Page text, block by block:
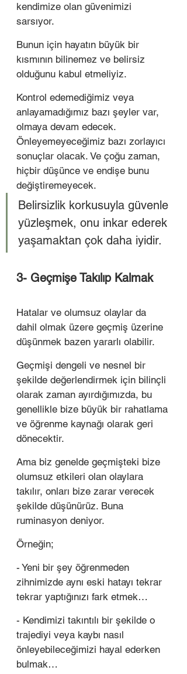
kendimize olan güvenimizi
sarsıyor.
Bunun için hayatın büyük bir
kısmının bilinemez ve belirsiz
olduğunu kabul etmeliyiz.
Kontrol edemediğimiz veya
anlayamadığımız bazı şeyler var,
olmaya devam edecek.
Önleyemeyeceğimiz bazı zorlayıcı
sonuçlar olacak. Ve çoğu zaman,
hiçbir düşünce ve endişe bunu
değiştiremeyecek.
Belirsizlik korkusuyla güvenle
yüzleşmek, onu inkar ederek
yaşamaktan çok daha iyidir.
3- Geçmişe Takılıp Kalmak
Hatalar ve olumsuz olaylar da
dahil olmak üzere geçmiş üzerine
düşünmek bazen yararlı olabilir.
Geçmişi dengeli ve nesnel bir
şekilde değerlendirmek için bilinçli
olarak zaman ayırdığımızda, bu
genellikle bize büyük bir rahatlama
ve öğrenme kaynağı olarak geri
dönecektir.
Ama biz genelde geçmişteki bize
olumsuz etkileri olan olaylara
takılır, onları bize zarar verecek
şekilde düşünürüz. Buna
ruminasyon deniyor.
Örneğin;
- Yeni bir şey öğrenmeden
zihnimizde aynı eski hatayı tekrar
tekrar yaptığınızı fark etmek…
- Kendimizi takıntılı bir şekilde o
trajediyi veya kaybı nasıl
önleyebileceğimizi hayal ederken
bulmak…